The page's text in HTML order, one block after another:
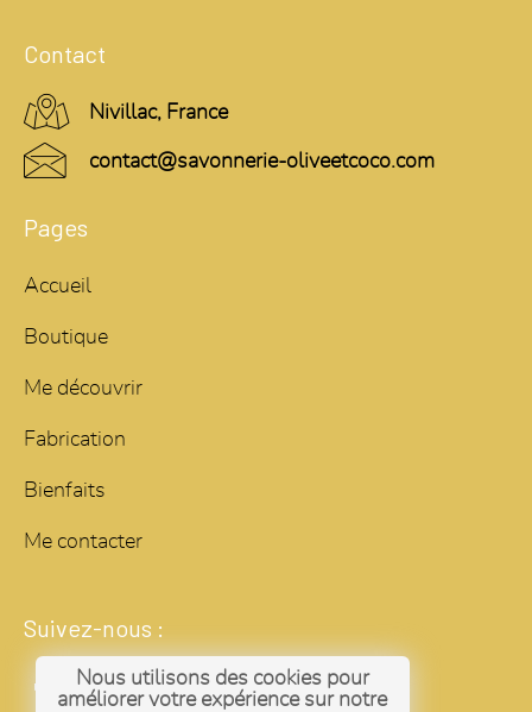
Nous utilisons des cookies pour
améliorer votre expérience sur notre
Contact
Nivillac, France
contact@savonnerie-oliveetcoco.com
Pages
Accueil
Boutique
Me découvrir
Fabrication
Bienfaits
Me contacter
Suivez-nous :